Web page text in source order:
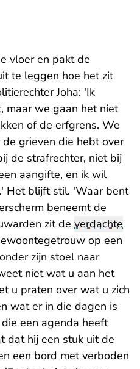
vloer en pakt de
te leggen hoe het zit
Joha: 'Ik
maar we gaan het niet
of de erfgrens. We
grieven die hebt over
de strafrechter, niet bij
aangifte, en ik wil
Het blijft stil. 'Waar bent
beneemt de
zit de verdachte
op een
zijn stoel naar
niet wat u aan het
u praten over wat u zich
wat er in die dagen is
een agenda heeft
dat hij een stuk uit de
een bord met verboden